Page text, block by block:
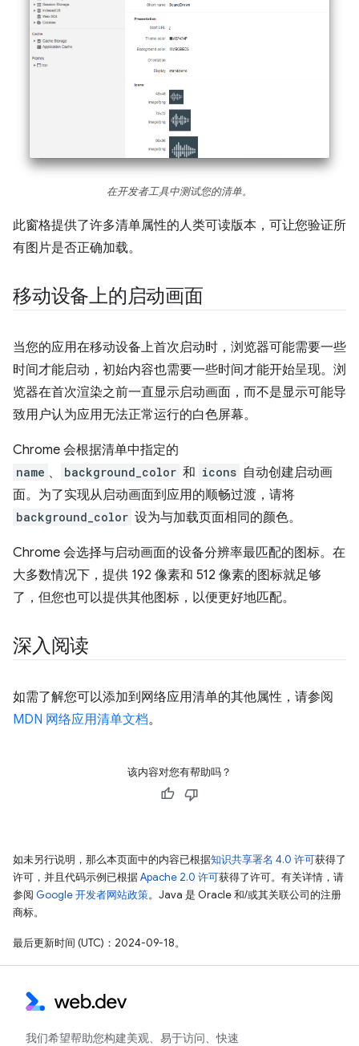
在开发者工具中测试您的清单。
此窗格提供了许多清单属性的人类可读版本，可让您验证所
有图片是否正确加载。
移动设备上的启动画面
当您的应用在移动设备上首次启动时，浏览器可能需要一些
时间才能启动，初始内容也需要一些时间才能开始呈现。浏
览器在首次渲染之前一直显示启动画面，而不是显示可能导
致用户认为应用无法正常运行的白色屏幕。
Chrome 会根据清单中指定的
name 、 background_color 和 icons 自动创建启动画
面。为了实现从启动画面到应用的顺畅过渡，请将
background_color 设为与加载页面相同的颜色。
Chrome 会选择与启动画面的设备分辨率最匹配的图标。在
大多数情况下，提供 192 像素和 512 像素的图标就足够
了，但您也可以提供其他图标，以便更好地匹配。
深入阅读
如需了解您可以添加到网络应用清单的其他属性，请参阅
MDN 网络应用清单文档。
该内容对您有帮助吗？
如未另行说明，那么本页面中的内容已根据知识共享署名 4.0 许可获得了
许可，并且代码示例已根据Apache 2.0 许可获得了许可。有关详情，请
参阅 Google 开发者网站政策。Java 是 Oracle 和/或其关联公司的注册
商标。
最后更新时间 (UTC)：2024-09-18。
我们希望帮助您构建美观、易于访问、快速